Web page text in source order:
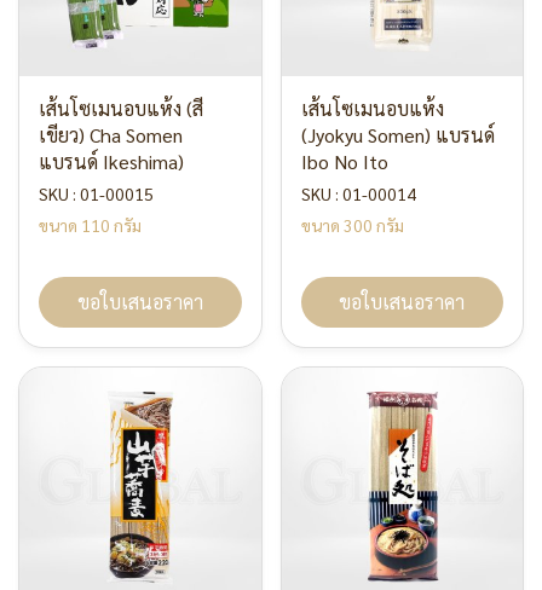
เส้นโซเมนอบแห้ง (สี
เขียว) Cha Somen
แบรนด์ Ikeshima)
SKU : 01-00015
ขนาด 110 กรัม
ขอใบเสนอราคา
เส้นโซเมนอบแห้ง
(Jyokyu Somen) แบรนด์
Ibo No Ito
SKU : 01-00014
ขนาด 300 กรัม
ขอใบเสนอราคา